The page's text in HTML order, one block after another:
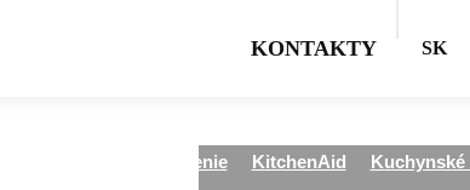
KONTAKTY SK
Varenie a pečenie KitchenAid